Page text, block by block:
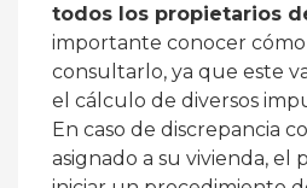
todos los propietarios
importante conocer
consultarlo, ya que este
el cálculo de diversos
En caso de discrepancia
asignado a su vivienda, el